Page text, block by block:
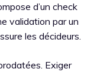
d’un check
validation par un
les décideurs.
Exiger